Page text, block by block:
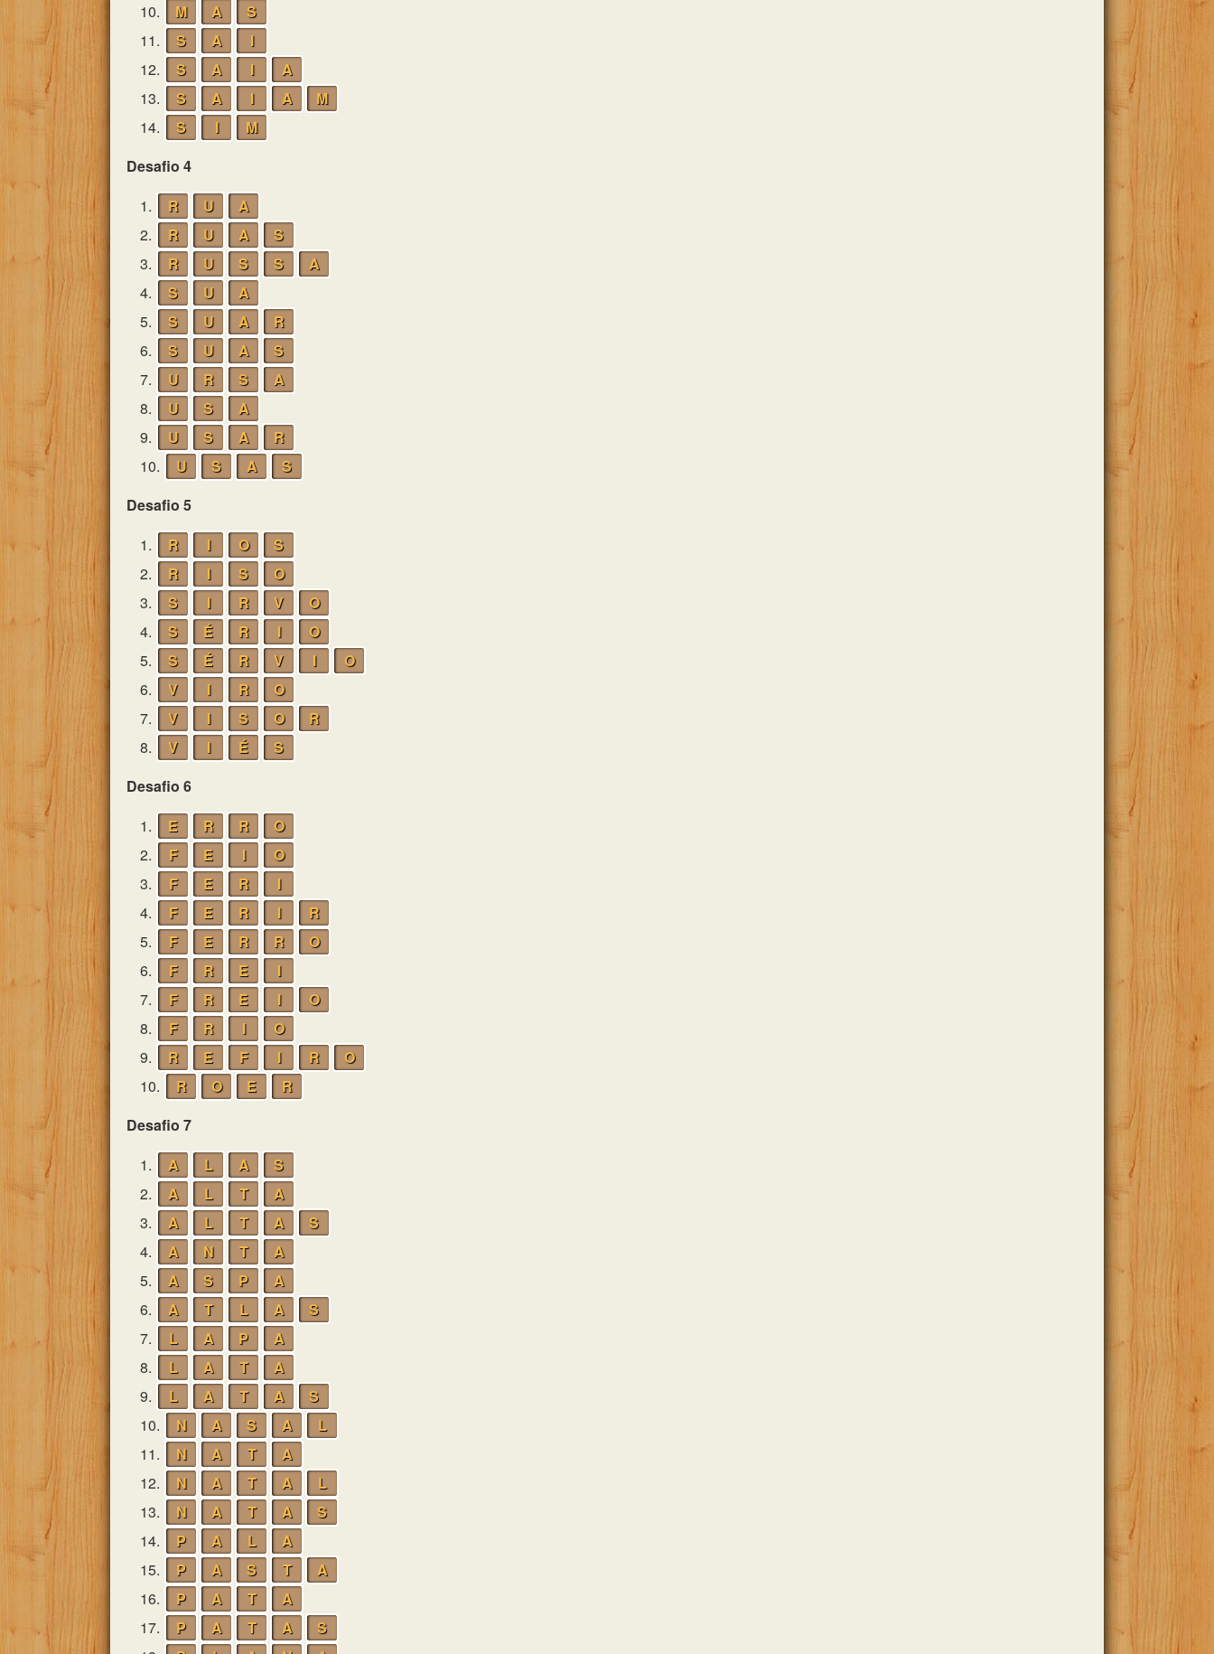
10.
M A
S
11.
S A
I
12.
S A I
A
13.
S A I A
M
14.
S I
M
Desafio 4
1.
R U
A
2.
R U A
S
3.
R U S S
A
4.
S U
A
5.
S U A
R
6.
S U A
S
7.
U R S
A
8.
U S
A
9.
U S A
R
10.
U S A
S
Desafio 5
1.
R I O
S
2.
R I S
O
3.
S I R V
O
4.
S É R I
O
5.
S É R V I
O
6.
V I R
O
7.
V I S O
R
8.
V I É
S
Desafio 6
1.
E R R
O
2.
F E I
O
3.
F E R
I
4.
F E R I
R
5.
F E R R
O
6.
F R E
I
7.
F R E I
O
8.
F R I
O
9.
R E F I R
O
10.
R O E
R
Desafio 7
1.
A L A
S
2.
A L T
A
3.
A L T A
S
4.
A N T
A
5.
A S P
A
6.
A T L A
S
7.
L A P
A
8.
L A T
A
9.
L A T A
S
10.
N A S A
L
11.
N A T
A
12.
N A T A
L
13.
N A T A
S
14.
P A L
A
15.
P A S T
A
16.
P A T
A
17.
P A T A
S